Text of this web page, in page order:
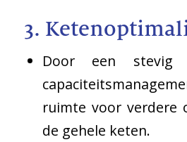
3.
Door een stevig
ruimte voor verdere
de gehele keten.